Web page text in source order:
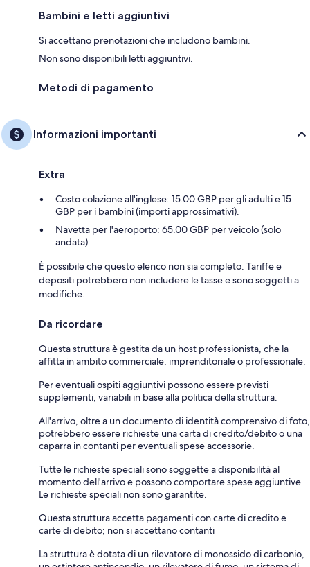
Bambini e letti aggiuntivi
Si accettano prenotazioni che includono bambini.
Non sono disponibili letti aggiuntivi.
Metodi di pagamento
Informazioni importanti
Extra
Costo colazione all'inglese: 15.00 GBP per gli adulti e 15
GBP per i bambini (importi approssimativi).
Navetta per l'aeroporto: 65.00 GBP per veicolo (solo
andata)
È possibile che questo elenco non sia completo. Tariffe e
depositi potrebbero non includere le tasse e sono soggetti a
modifiche.
Da ricordare
Questa struttura è gestita da un host professionista, che la
affitta in ambito commerciale, imprenditoriale o professionale.
Per eventuali ospiti aggiuntivi possono essere previsti
supplementi, variabili in base alla politica della struttura.
All'arrivo, oltre a un documento di identità comprensivo di foto,
potrebbero essere richieste una carta di credito/debito o una
caparra in contanti per eventuali spese accessorie.
Tutte le richieste speciali sono soggette a disponibilità al
momento dell'arrivo e possono comportare spese aggiuntive.
Le richieste speciali non sono garantite.
Questa struttura accetta pagamenti con carte di credito e
carte di debito; non si accettano contanti
La struttura è dotata di un rilevatore di monossido di carbonio,